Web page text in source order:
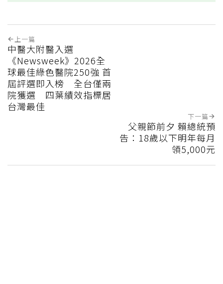
上一篇
中醫大附醫入選
《Newsweek》2026全
球最佳綠色醫院250強 首
屆評選即入榜 全台僅兩
院獲選 四葉績效指標居
台灣最佳
下一篇
父親節前夕 賴總統預
告：18歲以下明年每月
領5,000元